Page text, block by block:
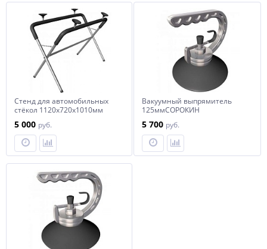
Стенд для автомобильных
стёкол 1120х720х1010мм
5 000 руб.
Вакуумный выпрямитель
125ммСОРОКИН
5 700 руб.